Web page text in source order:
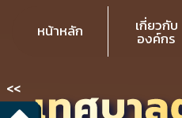
<<
หน้าหลัก เกี่ยวกับ
องค์กร